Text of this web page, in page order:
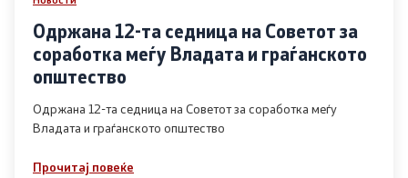
Одржана 12-та седница на Советот за
соработка меѓу Владата и граѓанското
општество
Одржана 12-та седница на Советот за соработка меѓу
Владата и граѓанското општество
Прочитај повеќе